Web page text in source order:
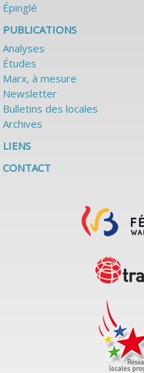
Épinglé
PUBLICATIONS
Analyses
Études
Marx, à mesure
Newsletter
Bulletins des locales
Archives
LIENS
CONTACT